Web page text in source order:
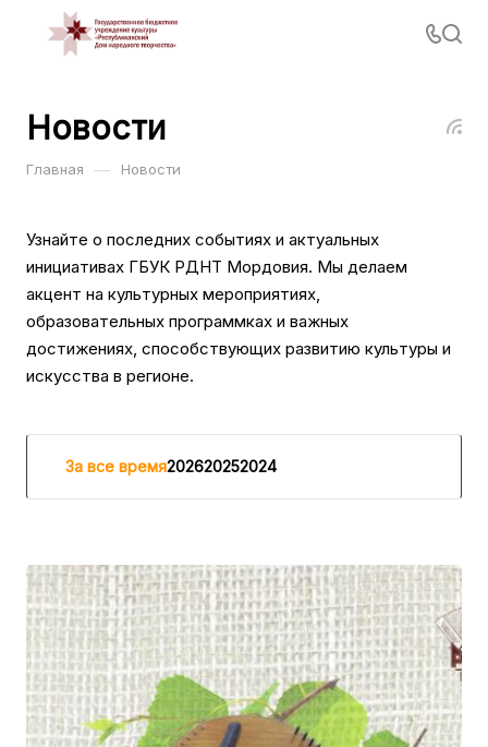
Новости
Главная — Новости
Узнайте о последних событиях и актуальных
инициативах ГБУК РДНТ Мордовия. Мы делаем
акцент на культурных мероприятиях,
образовательных программках и важных
достижениях, способствующих развитию культуры и
искусства в регионе.
За все время202620252024